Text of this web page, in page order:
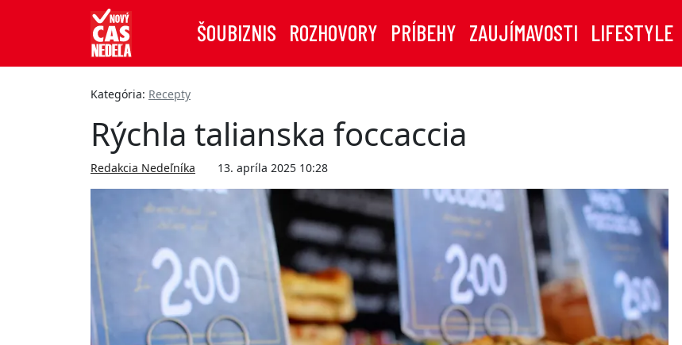
ŠOUBIZNIS ROZHOVORY PRÍBEHY ZAUJÍMAVOSTI LIFESTYLE
Kategória: Recepty
Rýchla talianska foccaccia
Redakcia Nedeľníka 13. apríla 2025 10:28